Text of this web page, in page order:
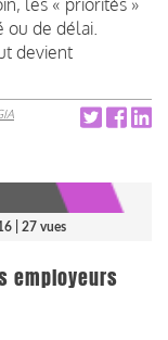
de délai.
devient
| 27 vues
employeurs